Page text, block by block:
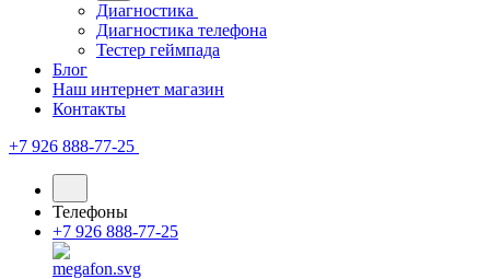
Диагностика
Диагностика телефона
Тестер геймпада
Блог
Наш интернет магазин
Контакты
+7 926 888-77-25
Телефоны
+7 926 888-77-25